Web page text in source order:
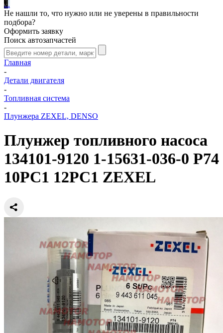
...
Не нашли то, что нужно или не уверены в правильности
подбора?
Оформить заявку
Поиск автозапчастей
Главная
-
Детали двигателя
-
Топливная система
-
Плунжера ZEXEL, DENSO
Плунжер топливного насоса
134101-9120 1-15631-036-0 P74
10PC1 12PC1 ZEXEL